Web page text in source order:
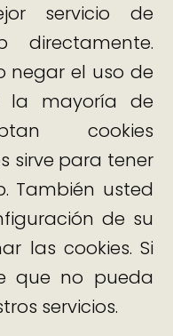
servicio de
directamente.
negar el uso de
la mayoría de
cookies
sirve para tener
También usted
de su
las cookies. Si
que no pueda
servicios.